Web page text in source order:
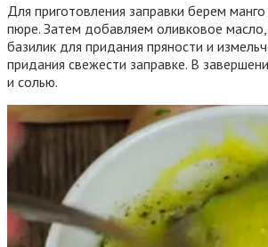
Для приготовления заправки берем
пюре. Затем добавляем оливковое
базилик для придания пряности и
придания свежести заправке. В
и солью.